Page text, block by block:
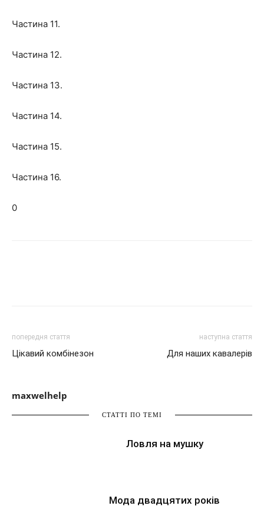
Частина 11.
Частина 12.
Частина 13.
Частина 14.
Частина 15.
Частина 16.
0
попередня стаття
Цікавий комбінезон
наступна стаття
Для наших кавалерів
maxwelhelp
СТАТТІ ПО ТЕМІ
Ловля на мушку
Мода двадцятих років